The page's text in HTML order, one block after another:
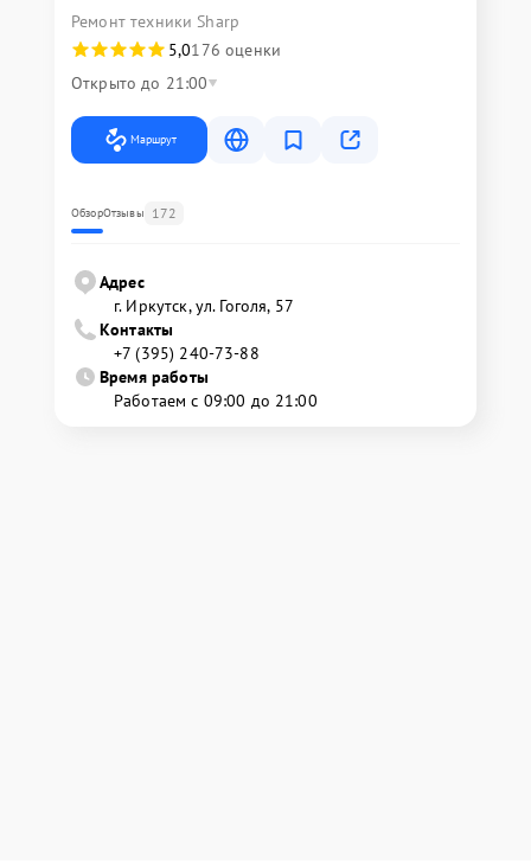
Ремонт техники Sharp
5,0176 оценки
Открыто до 21:00
Маршрут
ОбзорОтзывы 172
Адрес
г. Иркутск, ул. ​Гоголя, 57
Контакты
+7 (395) 240-73-88
Время работы
Работаем с 09:00 до 21:00